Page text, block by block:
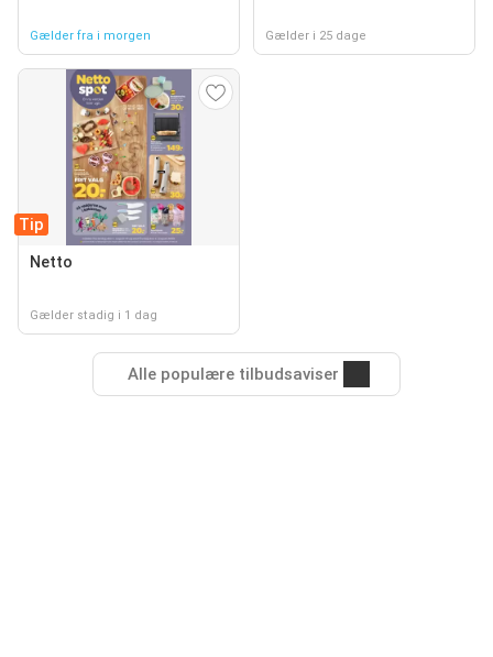
Gælder fra i morgen Gælder i 25 dage
Tip
Netto
Gælder stadig i 1 dag
Alle populære tilbudsaviser